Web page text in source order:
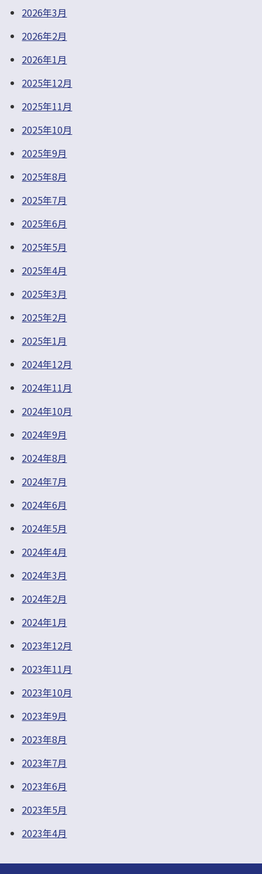
2026年3月
2026年2月
2026年1月
2025年12月
2025年11月
2025年10月
2025年9月
2025年8月
2025年7月
2025年6月
2025年5月
2025年4月
2025年3月
2025年2月
2025年1月
2024年12月
2024年11月
2024年10月
2024年9月
2024年8月
2024年7月
2024年6月
2024年5月
2024年4月
2024年3月
2024年2月
2024年1月
2023年12月
2023年11月
2023年10月
2023年9月
2023年8月
2023年7月
2023年6月
2023年5月
2023年4月